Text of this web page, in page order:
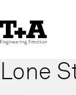
to
Content
Lone